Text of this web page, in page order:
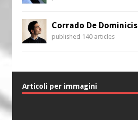
Corrado De Dominicis
published 140 articles
Articoli per immagini